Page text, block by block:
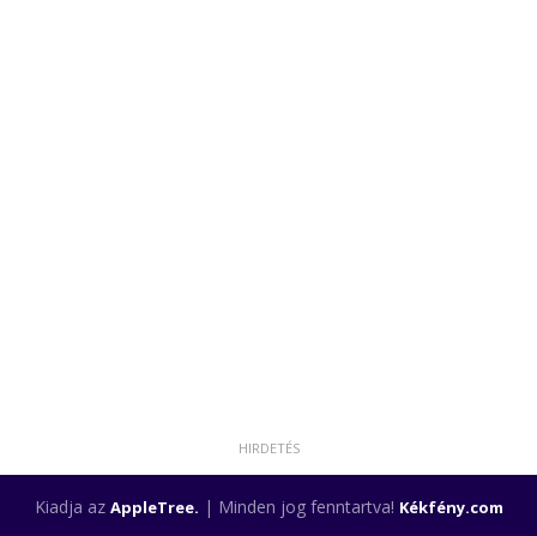
Kiadja az AppleTree. | Minden jog fenntartva! Kékfény.com